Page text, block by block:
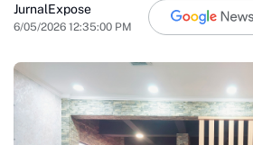
JurnalExpose
6/05/2026 12:35:00 PM